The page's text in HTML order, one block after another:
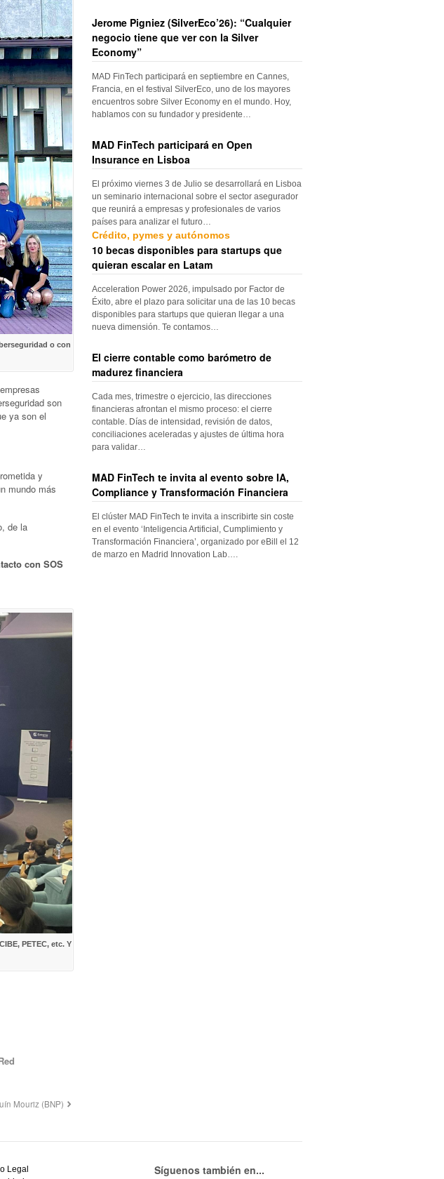
o con
son
ya son el
y
mundo más
de la
con SOS
PETEC, etc. Y
Mouriz (BNP)
Jerome Pigniez (SilverEco’26): “Cualquier
negocio tiene que ver con la Silver
Economy”
MAD FinTech participará en septiembre en Cannes,
Francia, en el festival SilverEco, uno de los mayores
encuentros sobre Silver Economy en el mundo. Hoy,
hablamos con su fundador y presidente…
MAD FinTech participará en Open
Insurance en Lisboa
El próximo viernes 3 de Julio se desarrollará en Lisboa
un seminario internacional sobre el sector asegurador
que reunirá a empresas y profesionales de varios
países para analizar el futuro…
Crédito, pymes y autónomos
10 becas disponibles para startups que
quieran escalar en Latam
Acceleration Power 2026, impulsado por Factor de
Éxito, abre el plazo para solicitar una de las 10 becas
disponibles para startups que quieran llegar a una
nueva dimensión. Te contamos…
El cierre contable como barómetro de
madurez financiera
Cada mes, trimestre o ejercicio, las direcciones
financieras afrontan el mismo proceso: el cierre
contable. Días de intensidad, revisión de datos,
conciliaciones aceleradas y ajustes de última hora
para validar…
MAD FinTech te invita al evento sobre IA,
Compliance y Transformación Financiera
El clúster MAD FinTech te invita a inscribirte sin coste
en el evento ‘Inteligencia Artificial, Cumplimiento y
Transformación Financiera’, organizado por eBill el 12
de marzo en Madrid Innovation Lab….
Legal
Síguenos también en...